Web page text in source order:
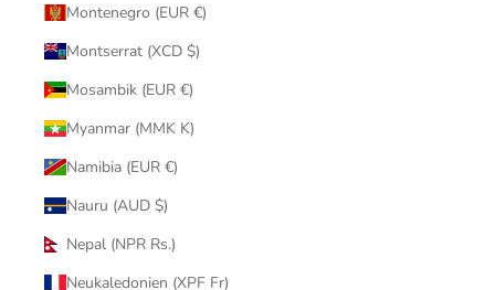
Montenegro (EUR €)
Montserrat (XCD $)
Mosambik (EUR €)
Myanmar (MMK K)
Namibia (EUR €)
Nauru (AUD $)
Nepal (NPR Rs.)
Neukaledonien (XPF Fr)